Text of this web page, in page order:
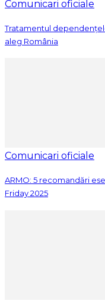
Comunicari oficiale
Tratamentul
aleg România
Comunicari oficiale
ARMO: 5 recomandări
Friday 2025